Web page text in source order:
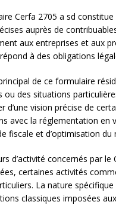
Cerfa 2705 a sd
auprès de
aux entreprises et aux
à des obligations
de ce formulaire
ou des situations
d’une vision précise de
avec la réglementation en
fiscale et d’optimisation
d’activité concernés par
certaines activités
La nature
classiques imposées